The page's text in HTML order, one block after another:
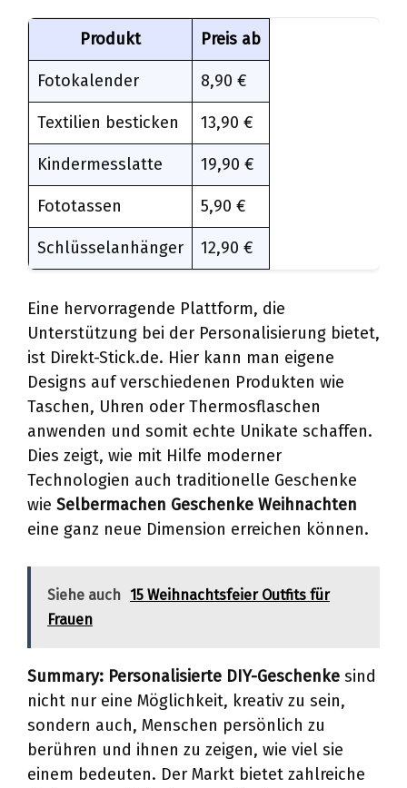
Produkt Preis ab
Fotokalender 8,90 €
Textilien besticken 13,90 €
Kindermesslatte 19,90 €
Fototassen 5,90 €
Schlüsselanhänger 12,90 €
Eine hervorragende Plattform, die
Unterstützung bei der Personalisierung bietet,
ist Direkt-Stick.de. Hier kann man eigene
Designs auf verschiedenen Produkten wie
Taschen, Uhren oder Thermosflaschen
anwenden und somit echte Unikate schaffen.
Dies zeigt, wie mit Hilfe moderner
Technologien auch traditionelle Geschenke
wie Selbermachen Geschenke Weihnachten
eine ganz neue Dimension erreichen können.
Siehe auch 15 Weihnachtsfeier Outfits für
Frauen
Summary: Personalisierte DIY-Geschenke sind
nicht nur eine Möglichkeit, kreativ zu sein,
sondern auch, Menschen persönlich zu
berühren und ihnen zu zeigen, wie viel sie
einem bedeuten. Der Markt bietet zahlreiche